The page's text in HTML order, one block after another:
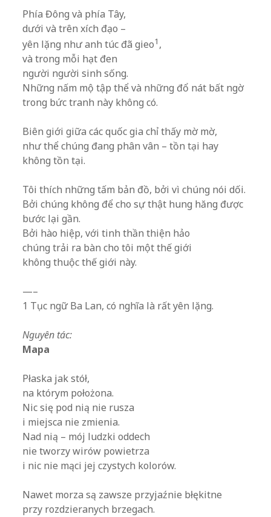
Phía Đông và phía Tây,
dưới và trên xích đạo –
yên lặng như anh túc đã gieo1 ,
và trong mỗi hạt đen
người người sinh sống.
Những nấm mộ tập thể và những đổ nát bất ngờ
trong bức tranh này không có.
Biên giới giữa các quốc gia chỉ thấy mờ mờ,
như thể chúng đang phân vân – tồn tại hay
không tồn tại.
Tôi thích những tấm bản đồ, bởi vì chúng nói dối.
Bởi chúng không để cho sự thật hung hăng được
bước lại gần.
Bởi hào hiệp, với tinh thần thiện hảo
chúng trải ra bàn cho tôi một thế giới
không thuộc thế giới này.
—–
1 Tục ngữ Ba Lan, có nghĩa là rất yên lặng.
Nguyên tác:
Mapa
Płaska jak stół,
na którym położona.
Nic się pod nią nie rusza
i miejsca nie zmienia.
Nad nią – mój ludzki oddech
nie tworzy wirów powietrza
i nic nie mąci jej czystych kolorów.
Nawet morza są zawsze przyjaźnie błękitne
przy rozdzieranych brzegach.